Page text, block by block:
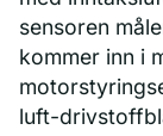
sensoren
kommer inn i
luft-